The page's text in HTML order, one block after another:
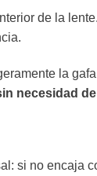
de la
la
necesidad
si no encaja